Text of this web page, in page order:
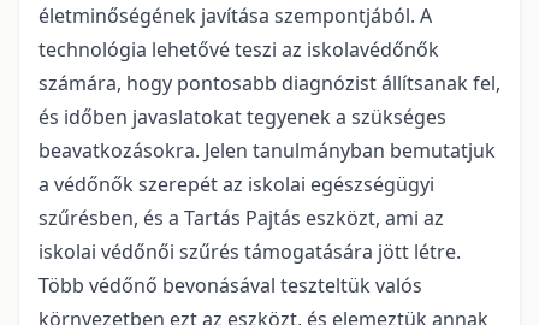
életminőségének javítása szempontjából. A
technológia lehetővé teszi az iskolavédőnők
számára, hogy pontosabb diagnózist állítsanak fel,
és időben javaslatokat tegyenek a szükséges
beavatkozásokra. Jelen tanulmányban bemutatjuk
a védőnők szerepét az iskolai egészségügyi
szűrésben, és a Tartás Pajtás eszközt, ami az
iskolai védőnői szűrés támogatására jött létre.
Több védőnő bevonásával teszteltük valós
környezetben ezt az eszközt, és elemeztük annak